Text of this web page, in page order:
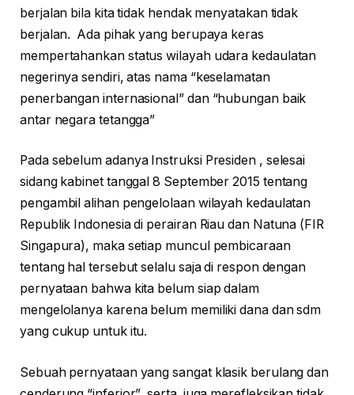
berjalan bila kita tidak hendak menyatakan tidak
berjalan. Ada pihak yang berupaya keras
mempertahankan status wilayah udara kedaulatan
negerinya sendiri, atas nama “keselamatan
penerbangan internasional” dan “hubungan baik
antar negara tetangga”
Pada sebelum adanya Instruksi Presiden , selesai
sidang kabinet tanggal 8 September 2015 tentang
pengambil alihan pengelolaan wilayah kedaulatan
Republik Indonesia di perairan Riau dan Natuna (FIR
Singapura), maka setiap muncul pembicaraan
tentang hal tersebut selalu saja di respon dengan
pernyataan bahwa kita belum siap dalam
mengelolanya karena belum memiliki dana dan sdm
yang cukup untuk itu.
Sebuah pernyataan yang sangat klasik berulang dan